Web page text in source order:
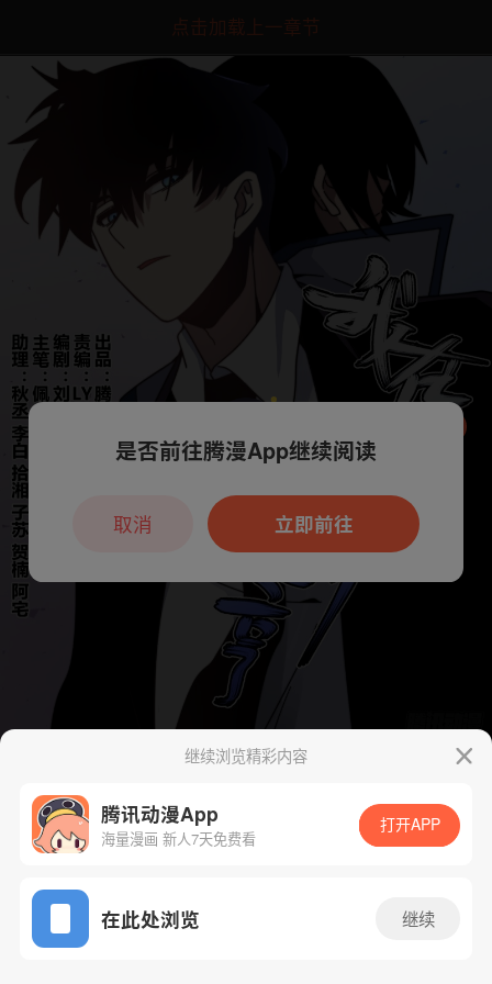
点击加载上一章节
App免费看
下一话 腾漫App免费看
继续浏览精彩内容
腾讯动漫App
海量漫画 新人7天免费看
打开APP
在此处浏览 继续
本章节仅支持App阅读，可打开App新用
户7天免费看
是否前往腾漫App继续阅读
立即前往
取消